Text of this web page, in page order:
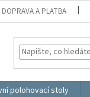
DOPRAVA A PLATBA
polohovací stoly